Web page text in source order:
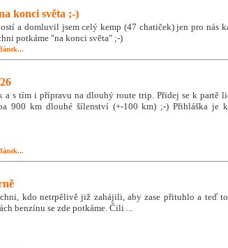
konci světa ;-)
a domluvil jsem celý kemp (47 chatiček) jen pro nás
potkáme "na konci světa" ;-)
a s tím i přípravu na dlouhý route trip. Přidej se k partě
900 km dlouhé šílenství (+-100 km) ;-) Přihláška je
kdo netrpělivě již zahájili, aby zase přituhlo a teď
benzínu se zde potkáme. Čili ...